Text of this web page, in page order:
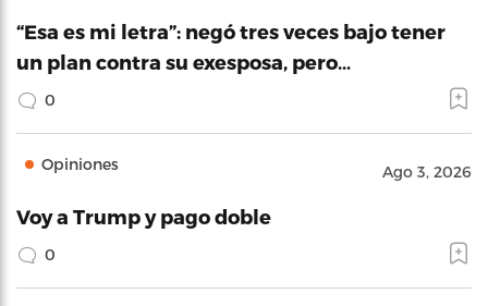
“Esa es mi letra”: negó tres veces bajo tener
un plan contra su exesposa, pero…
0
Opiniones Ago 3, 2026
Voy a Trump y pago doble
0